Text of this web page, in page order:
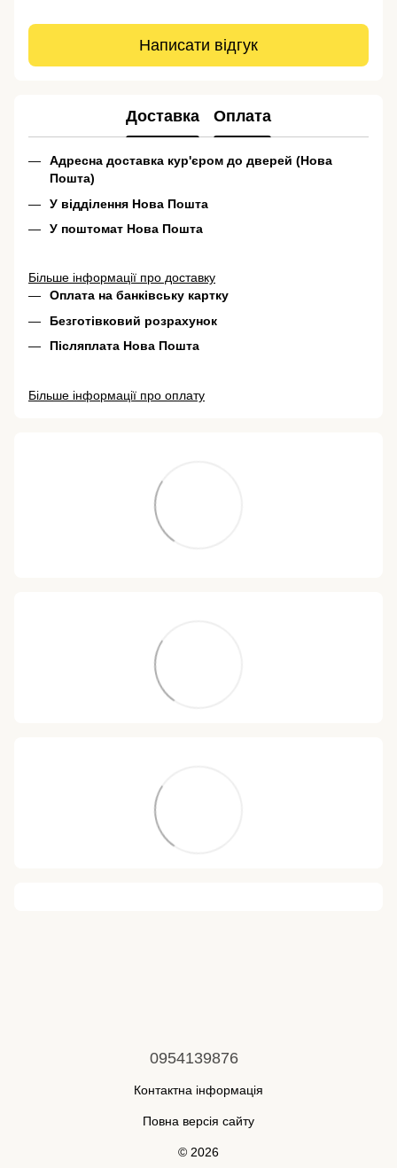
Написати відгук
Доставка Оплата
Адресна доставка кур'єром до дверей (Нова
Пошта)
У відділення Нова Пошта
У поштомат Нова Пошта
Більше інформації про доставку
Оплата на банківську картку
Безготівковий розрахунок
Післяплата Нова Пошта
Більше інформації про оплату
0954139876
Контактна інформація
Повна версія сайту
© 2026